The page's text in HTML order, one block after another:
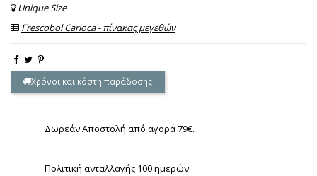
Unique Size
Frescobol Carioca - πίνακας μεγεθών
Χρόνοι και κόστη παράδοσης
Δωρεάν Αποστολή από αγορά 79€.
Πολιτική ανταλλαγής 100 ημερών